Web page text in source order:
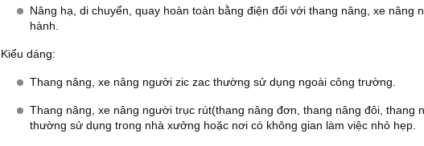
Nâng hạ, di chuyển, quay hoàn toàn bằng điện đối với thang nâng, xe nâng
hành.
Kiểu dáng:
Thang nâng, xe nâng người zic zac thường sử dụng ngoài công trường.
Thang nâng, xe nâng người trục rút(thang nâng đơn, thang nâng đôi, thang
thường sử dụng trong nhà xưởng hoặc nơi có không gian làm việc nhỏ hẹp.